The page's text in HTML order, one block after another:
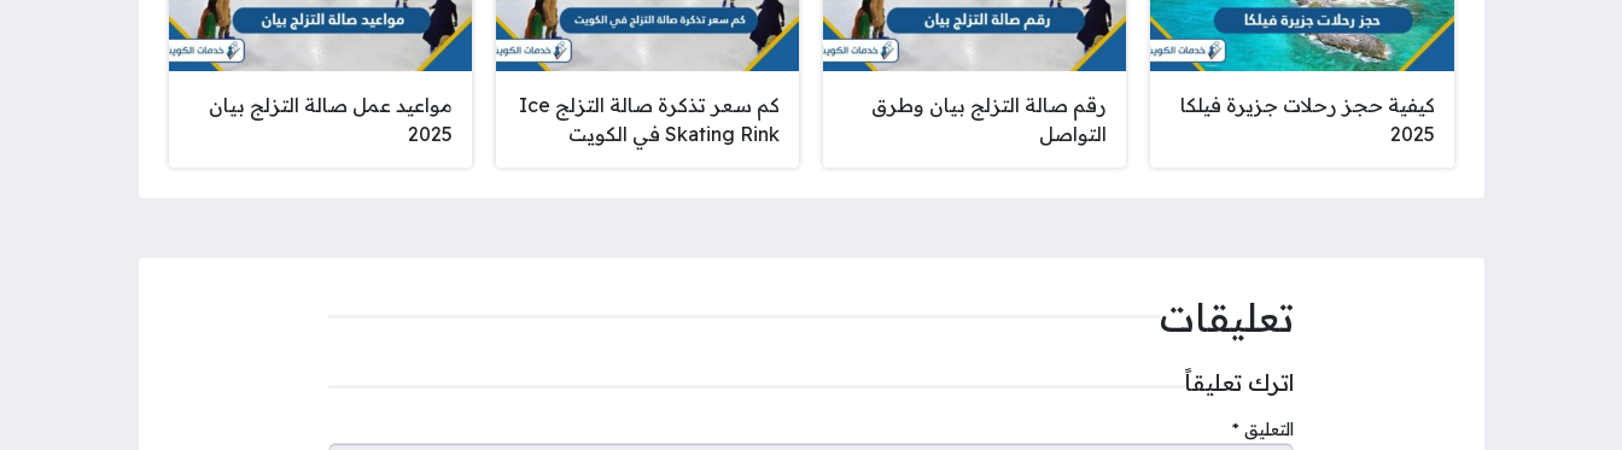
كيفية حجز رحلات جزيرة فيلكا
2025
رقم صالة التزلج بيان وطرق
التواصل
كم سعر تذكرة صالة التزلج Ice
Skating Rink في الكويت
مواعيد عمل صالة التزلج بيان
2025
تعليقات
اترك تعليقاً
التعليق *